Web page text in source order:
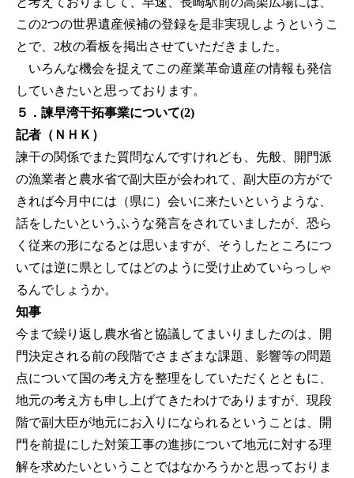
この2つの世界遺産候補の登録を是非実現しようというこ
とで、2枚の看板を掲出させていただきました。
いろんな機会を捉えてこの産業革命遺産の情報も発信
していきたいと思っております。
５．諫早湾干拓事業について(2)
記者（ＮＨＫ）
諫干の関係でまた質問なんですけれども、先般、開門派
の漁業者と農水省で副大臣が会われて、副大臣の方がで
きれば今月中には（県に）会いに来たいというような、
話をしたいというふうな発言をされていましたが、恐ら
く従来の形になるとは思いますが、そうしたところにつ
いては逆に県としてはどのように受け止めていらっしゃ
るんでしょうか。
知事
今まで繰り返し農水省と協議してまいりましたのは、開
門決定される前の段階でさまざまな課題、影響等の問題
点について国の考え方を整理をしていただくとともに、
地元の考え方も申し上げてきたわけでありますが、現段
階で副大臣が地元にお入りになられるということは、開
門を前提にした対策工事の進捗について地元に対する理
解を求めたいということではなかろうかと思っておりま